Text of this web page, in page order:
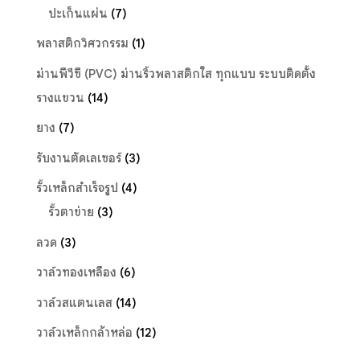
ปะเก็นแผ่น (7)
พลาสติกวิศวกรรม (1)
ม่านพีวีซี (PVC) ม่านริ้วพลาสติกใส ทุกแบบ ระบบติดตั้ง
รางแขวน (14)
ยาง (7)
รับงานตัดเลเซอร์ (3)
รั้วเหล็กสำเร็จรูป (4)
รั้วตาข่าย (3)
ลวด (3)
วาล์วทองเหลือง (6)
วาล์วสแตนเลส (14)
วาล์วเหล็กกล้าหล่อ (12)